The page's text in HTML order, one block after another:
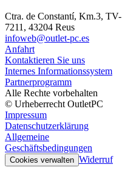
Ctra. de Constantí, Km.3, TV-
7211, 43204 Reus
infoweb@outlet-pc.es
Anfahrt
Kontaktieren Sie uns
Internes Informationssystem
Partnerprogramm
Alle Rechte vorbehalten
© Urheberrecht OutletPC
Impressum
Datenschutzerklärung
Allgemeine
Geschäftsbedingungen
Cookies verwalten Widerruf